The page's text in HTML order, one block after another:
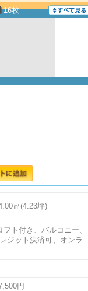
16枚
㎡(4.23坪)
ト付き、バルコニー、
ジット決済可、オンラ
円